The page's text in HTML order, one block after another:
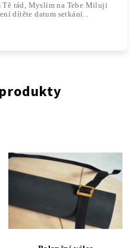
rád, Myslím na Tebe Miluji
dítěte datum setkání...